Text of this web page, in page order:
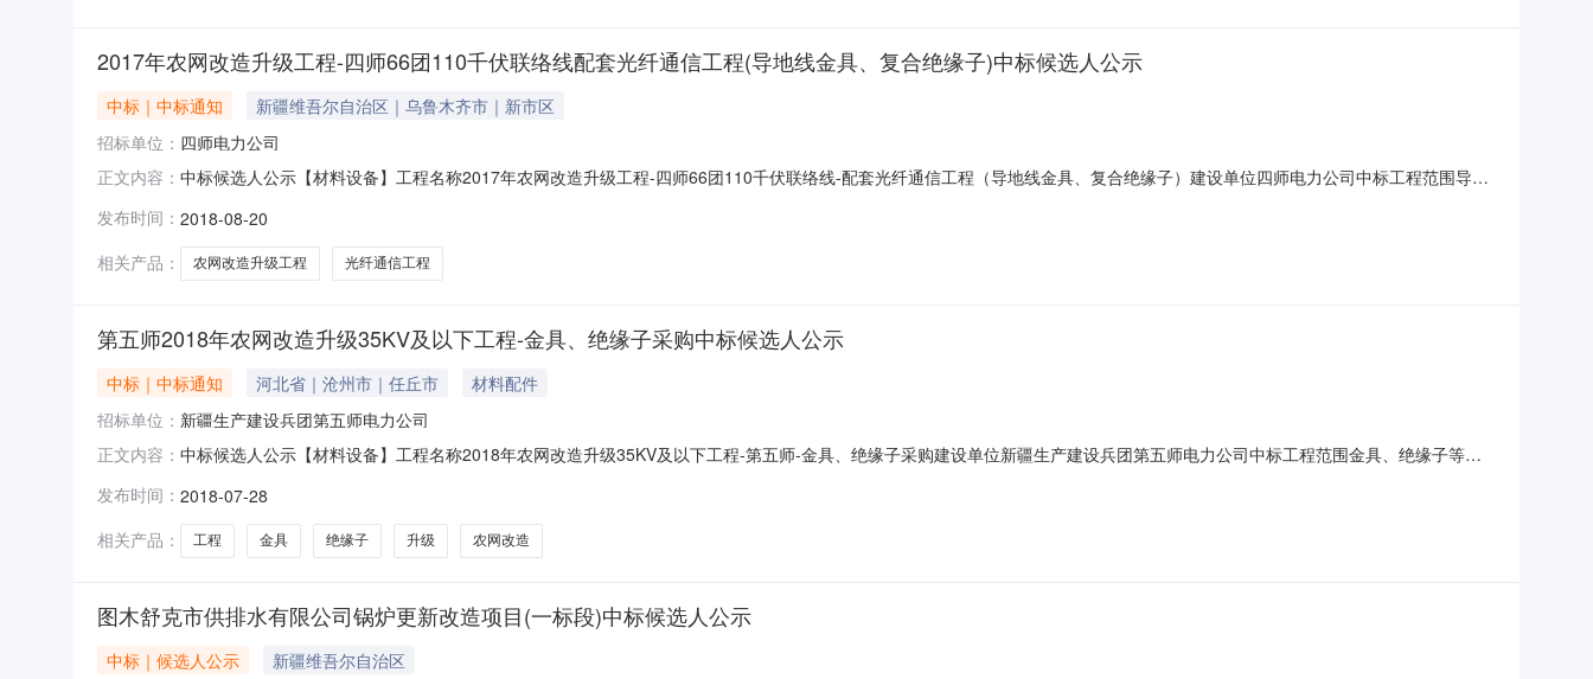
2017年农网改造升级工程-四师66团110千伏联络线配套光纤通信工程(导地线金具、复合绝缘子)中标候选人公示
中标｜中标通知
新疆维吾尔自治区｜乌鲁木齐市｜新市区
招标单位： 四师电力公司
正文内容： 中标候选人公示【材料设备】工程名称2017年农网改造升级工程-四师66团110千伏联络线-配套光纤通信工程（导地线金具、复合绝缘子）建设单位四师电力公司中标工程范围导地
号质量标准合格第二名单位名称昌吉市新能电气制造有限责任公司投标报价大写伍拾柒万贰仟玖佰叁拾壹元整小写572931.00元投标工期30日历天建造师姓名注册级别注册证书编号
质量标准合格第三
发布时间： 2018-08-20
相关产品：
农网改造升级工程 光纤通信工程
第五师2018年农网改造升级35KV及以下工程-金具、绝缘子采购中标候选人公示
中标｜中标通知 河北省｜沧州市｜任丘市
材料配件
招标单位： 新疆生产建设兵团第五师电力公司
正文内容： 中标候选人公示【材料设备】工程名称2018年农网改造升级35KV及以下工程-第五师-金具、绝缘子采购建设单位新疆生产建设兵团第五师电力公司中标工程范围金具、绝缘子等材
格第二名单位名称乌鲁木齐新亚伟达电气设备有限公司投标报价大写贰佰壹拾陆万叁仟柒佰零陆元整小写2163706.000元投标工期30日历天建造师姓名注册级别注册证书编号质量标
准合格第三名单
发布时间： 2018-07-28
相关产品：
工程 金具 绝缘子 升级 农网改造
图木舒克市供排水有限公司锅炉更新改造项目(一标段)中标候选人公示
中标｜候选人公示 新疆维吾尔自治区